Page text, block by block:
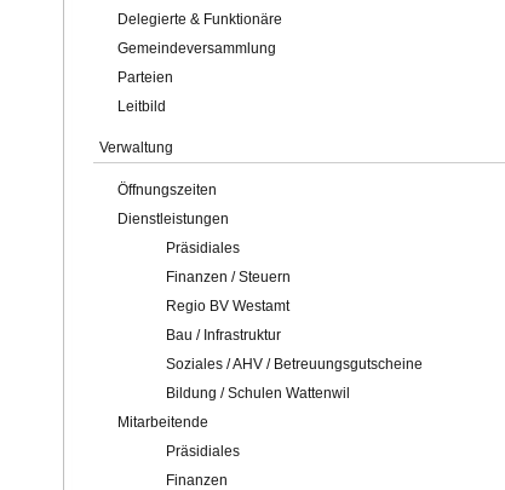
Delegierte & Funktionäre
Gemeindeversammlung
Parteien
Leitbild
Verwaltung
Öffnungszeiten
Dienstleistungen
Präsidiales
Finanzen / Steuern
Regio BV Westamt
Bau / Infrastruktur
Soziales / AHV / Betreuungsgutscheine
Bildung / Schulen Wattenwil
Mitarbeitende
Präsidiales
Finanzen